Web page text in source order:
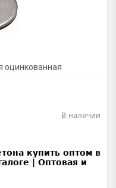
оцинкованная
В наличии